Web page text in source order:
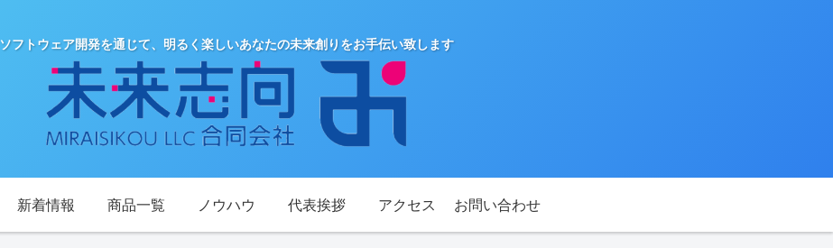
ソフトウェア開発を通じて、明るく楽しいあなたの未来創りをお手伝い致します
新着情報 商品一覧 ノウハウ 代表挨拶 アクセス お問い合わせ